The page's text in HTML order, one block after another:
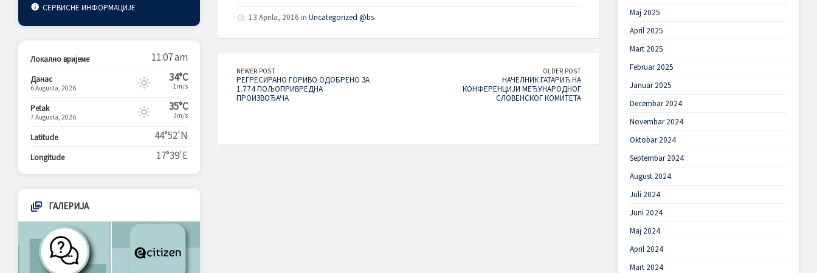
13 Aprila, 2016 in Uncategorized @bs
NEWER POST
РЕГРЕСИРАНО ГОРИВО ОДОБРЕНО ЗА
1.774 ПОЉОПРИВРЕДНА
ПРОИЗВОЂАЧА
OLDER POST
НАЧЕЛНИК ГАТАРИЋ НА
КОНФЕРЕНЦИЈИ МЕЂУНАРОДНОГ
СЛОВЕНСКОГ КОМИТЕТА
СЕРВИСНЕ ИНФОРМАЦИЈЕ
Локално вријеме 11:07 am
Данас
6 Augusta, 2026
34°C
1m/s
Petak
7 Augusta, 2026
35°C
3m/s
Latitude 44°52'N
Longitude 17°39'E
ГАЛЕРИЈА
Maj 2025
April 2025
Mart 2025
Februar 2025
Januar 2025
Decembar 2024
Novembar 2024
Oktobar 2024
Septembar 2024
August 2024
Juli 2024
Juni 2024
Maj 2024
April 2024
Mart 2024